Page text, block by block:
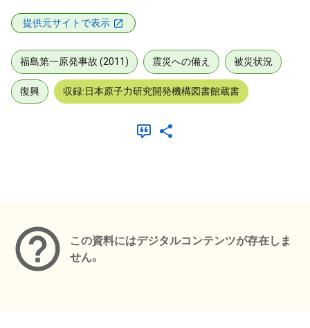
提供元サイトで表示
福島第一原発事故 (2011) 震災への備え 被災状況
復興 収録:日本原子力研究開発機構図書館蔵書
この資料にはデジタルコンテンツが存在しま
せん。